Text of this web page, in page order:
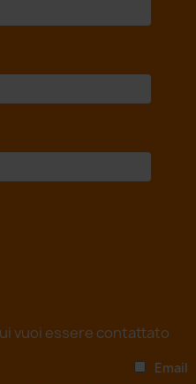
vuoi essere contattato
Email